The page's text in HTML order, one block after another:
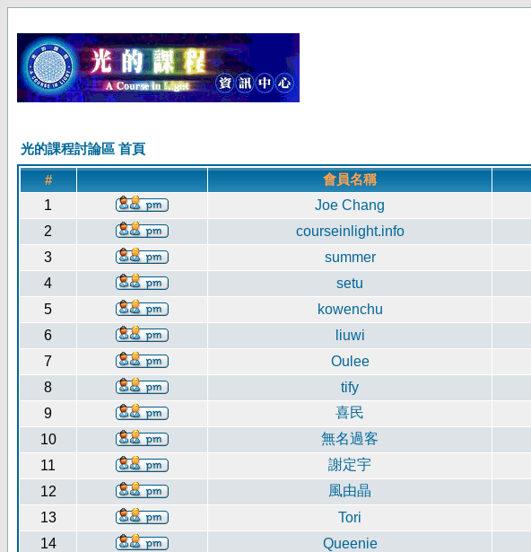
光的課程討論區 首頁
# 會員名稱
1
Joe Chang
2
courseinlight.info
3
summer
4
setu
5
kowenchu
6
liuwi
7
Oulee
8
tify
9
喜民
10
無名過客
11
謝定宇
12
風由晶
13
Tori
14
Queenie